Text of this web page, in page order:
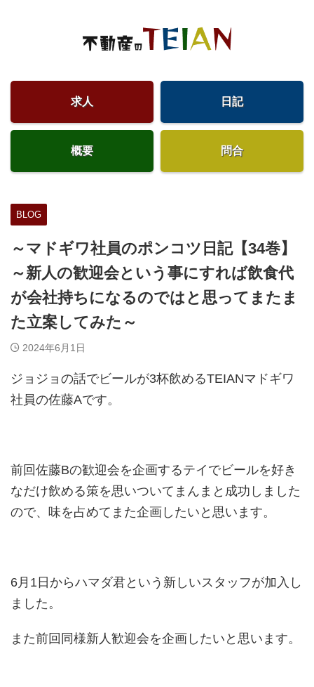
求人 日記
概要 問合
BLOG
～マドギワ社員のポンコツ日記【34巻】
～新人の歓迎会という事にすれば飲食代
が会社持ちになるのではと思ってまたま
た立案してみた～
2024年6月1日
ジョジョの話でビールが3杯飲めるTEIANマドギワ
社員の佐藤Aです。
前回佐藤Bの歓迎会を企画するテイでビールを好き
なだけ飲める策を思いついてまんまと成功しました
ので、味を占めてまた企画したいと思います。
6月1日からハマダ君という新しいスタッフが加入し
ました。
また前回同様新人歓迎会を企画したいと思います。